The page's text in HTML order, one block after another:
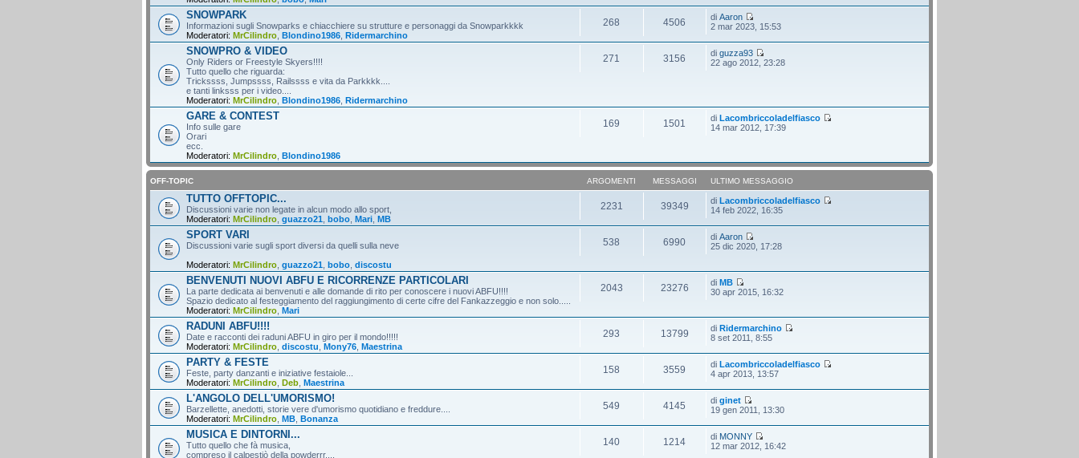
SNOWPARK
Informazioni sugli Snowparks e chiacchiere su strutture e personaggi da Snowparkkkk
Moderatori: MrCilindro Blondino1986 Ridermarchino
268 4506 diAaron
2 mar 2023, 15:53
SNOWPRO & VIDEO
Only Riders or Freestyle Skyers!!!!
Tutto quello che riguarda:
Trickssss, Jumpssss, Railssss e vita da Parkkkk....
e tanti linksss per i video....
Moderatori: MrCilindro Blondino1986 Ridermarchino
271 3156 diguzza93
22 ago 2012, 23:28
GARE & CONTEST
Info sulle gare
Orari
ecc.
Moderatori: MrCilindro Blondino1986
169 1501 diLacombriccoladelfiasco
14 mar 2012, 17:39
OFF-TOPIC ARGOMENTI MESSAGGI ULTIMO MESSAGGIO
TUTTO OFFTOPIC...
Discussioni varie non legate in alcun modo allo sport,
Moderatori: MrCilindro guazzo21 bobo Mari MB
2231 39349 diLacombriccoladelfiasco
14 feb 2022, 16:35
SPORT VARI
Discussioni varie sugli sport diversi da quelli sulla neve
Moderatori: MrCilindro guazzo21 bobo discostu
538 6990 diAaron
25 dic 2020, 17:28
BENVENUTI NUOVI ABFU E RICORRENZE PARTICOLARI
La parte dedicata ai benvenuti e alle domande di rito per conoscere i nuovi ABFU!!!!
Spazio dedicato al festeggiamento del raggiungimento di certe cifre del Fankazzeggio e non solo.....
Moderatori: MrCilindro Mari
2043 23276 diMB
30 apr 2015, 16:32
RADUNI ABFU!!!!
Date e racconti dei raduni ABFU in giro per il mondo!!!!!
Moderatori: MrCilindro discostu Mony76 Maestrina
293 13799 diRidermarchino
8 set 2011, 8:55
PARTY & FESTE
Feste, party danzanti e iniziative festaiole...
Moderatori: MrCilindro Deb Maestrina
158 3559 diLacombriccoladelfiasco
4 apr 2013, 13:57
L'ANGOLO DELL'UMORISMO!
Barzellette, anedotti, storie vere d'umorismo quotidiano e freddure....
Moderatori: MrCilindro MB Bonanza
549 4145 diginet
19 gen 2011, 13:30
MUSICA E DINTORNI...
Tutto quello che fà musica,
compreso il calpestiò della powderrr....
140 1214 di MONNY
12 mar 2012, 16:42